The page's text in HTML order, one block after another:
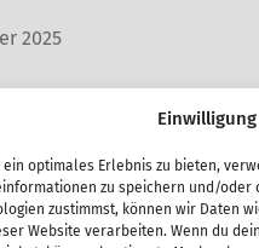
ein optimales Erlebnis zu bieten,
zu speichern und/oder
zustimmst, können wir Daten
Website verarbeiten. Wenn du
2025